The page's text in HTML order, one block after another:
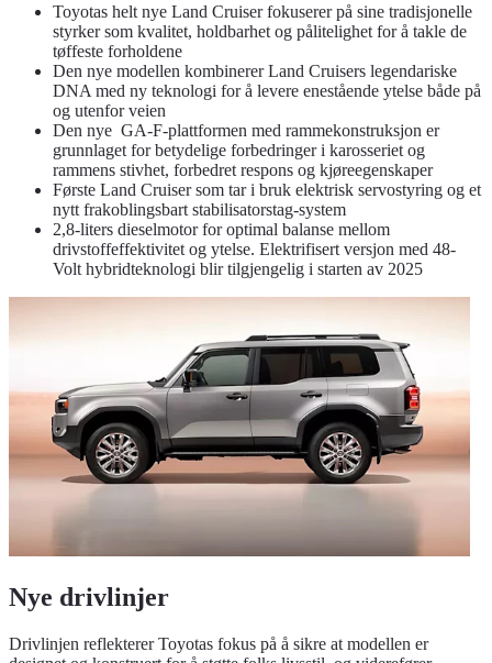
Toyotas helt nye Land Cruiser fokuserer på sine tradisjonelle
styrker som kvalitet, holdbarhet og pålitelighet for å takle de
tøffeste forholdene
Den nye modellen kombinerer Land Cruisers legendariske
DNA med ny teknologi for å levere enestående ytelse både på
og utenfor veien
Den nye GA-F-plattformen med rammekonstruksjon er
grunnlaget for betydelige forbedringer i karosseriet og
rammens stivhet, forbedret respons og kjøreegenskaper
Første Land Cruiser som tar i bruk elektrisk servostyring og et
nytt frakoblingsbart stabilisatorstag-system
2,8-liters dieselmotor for optimal balanse mellom
drivstoffeffektivitet og ytelse. Elektrifisert versjon med 48-
Volt hybridteknologi blir tilgjengelig i starten av 2025
Nye drivlinjer
Drivlinjen reflekterer Toyotas fokus på å sikre at modellen er